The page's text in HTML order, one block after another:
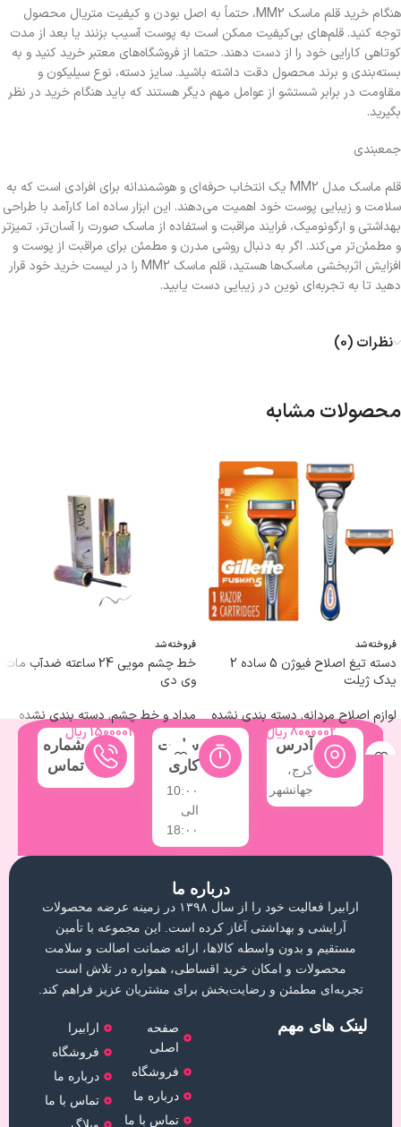
هنگام خرید قلم ماسک MM2، حتماً به اصل بودن و کیفیت متریال محصول
توجه کنید. قلم‌های بی‌کیفیت ممکن است به پوست آسیب بزنند یا بعد از مدت
کوتاهی کارایی خود را از دست دهند. حتما از فروشگاه‌های معتبر خرید کنید و به
بسته‌بندی و برند محصول دقت داشته باشید. سایز دسته، نوع سیلیکون و
مقاومت در برابر شستشو از عوامل مهم دیگر هستند که باید هنگام خرید در نظر
بگیرید.
جمع‎بندی
قلم ماسک مدل MM2 یک انتخاب حرفه‌ای و هوشمندانه برای افرادی است که به
سلامت و زیبایی پوست خود اهمیت می‌دهند. این ابزار ساده اما کارآمد با طراحی
بهداشتی و ارگونومیک، فرایند مراقبت و استفاده از ماسک صورت را آسان‌تر، تمیز‌تر
و مطمئن‌تر می‌کند. اگر به دنبال روشی مدرن و مطمئن برای مراقبت از پوست و
افزایش اثربخشی ماسک‌ها هستید، قلم ماسک MM2 را در لیست خرید خود قرار
دهید تا به تجربه‌ای نوین در زیبایی دست یابید.
نظرات (0)
محصولات مشابه
فروخته شد
دسته تیغ اصلاح فیوژن 5 ساده 2
یدک ژیلت
لوازم اصلاح مردانه,دسته بندی نشده
8000002ریال
فروخته شد
خط چشم مویی 24 ساعته ضدآب مات
وی دی
مداد و خط چشم,دسته بندی نشده
1500002ریال
آدرس
کرج،
جهانشهر
ساعت
کاری
10:۰۰
الی
18:۰۰
شماره
تماس
لینک های مهم
صفحه
اصلی
فروشگاه
درباره ما
تماس با ما
ارابیرا
فروشگاه
درباره ما
تماس با ما
درباره ما
ارابیرا فعالیت خود را از سال ۱۳۹۸ در زمینه عرضه محصولات
آرایشی و بهداشتی آغاز کرده است. این مجموعه با تأمین
مستقیم و بدون واسطه کالاها، ارائه ضمانت اصالت و سلامت
محصولات و امکان خرید اقساطی، همواره در تلاش است
تجربه‌ای مطمئن و رضایت‌بخش برای مشتریان عزیز فراهم کند.